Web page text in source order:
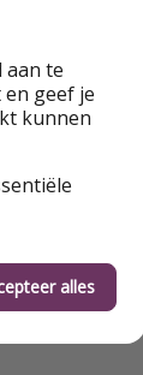
te
geef je
kunnen
alles